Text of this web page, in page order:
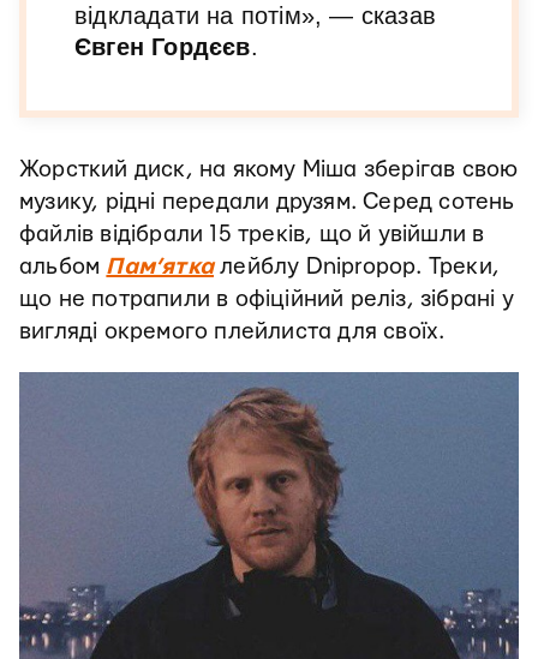
відкладати на потім», — сказав
Євген Гордєєв.
Жорсткий диск, на якому Міша зберігав свою
музику, рідні передали друзям. Серед сотень
файлів відібрали 15 треків, що й увійшли в
альбом Пам’яткалейблу Dnipropop. Треки,
що не потрапили в офіційний реліз, зібрані у
вигляді окремого плейлиста для своїх.